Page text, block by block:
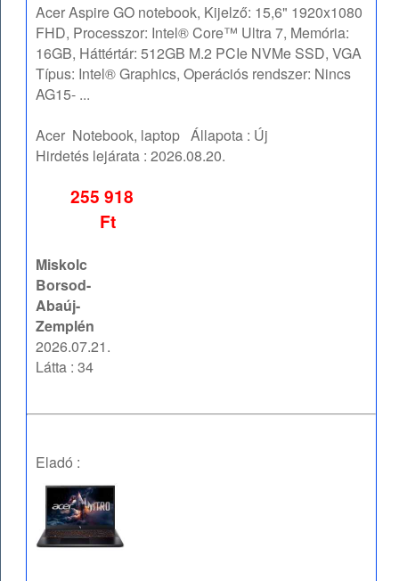
Acer Aspire GO notebook, Kijelző: 15,6" 1920x1080
FHD, Processzor: Intel® Core™ Ultra 7, Memória:
16GB, Háttértár: 512GB M.2 PCIe NVMe SSD, VGA
Típus: Intel® Graphics, Operációs rendszer: Nincs
AG15- ...
Acer Notebook, laptop Állapota : Új
Hirdetés lejárata :2026.08.20.
255 918
Ft
Miskolc
Borsod-
Abaúj-
Zemplén
2026.07.21.
Látta : 34
Eladó :